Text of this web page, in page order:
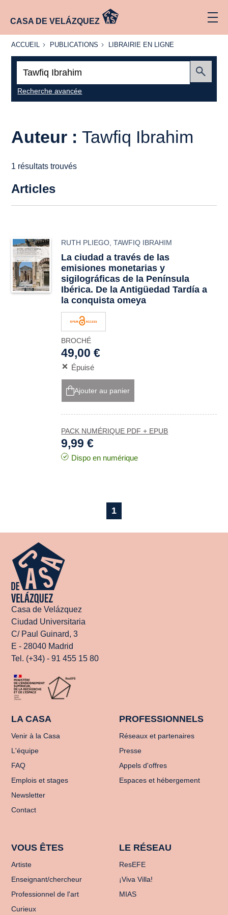
CASA DE VELÁZQUEZ
ACCUEIL
ACCUEIL PUBLICATIONS
PUBLICATIONS
LIBRAIRIE
LIBRAIRIE EN LIGNE
Recherche avancée
Auteur :Tawfiq Ibrahim
1 résultats trouvés
Articles
RUTH PLIEGO ,TAWFIQ IBRAHIM
La ciudad a través de las
emisiones monetarias y
sigilográficas de la Península
Ibérica. De la Antigüedad Tardía a
la conquista omeya
BROCHÉ
49,00 €
Épuisé
Ajouter au panier
PACK NUMÉRIQUE PDF + EPUB
9,99 €
Dispo en numérique
1
Casa de Velázquez
Ciudad Universitaria
C/ Paul Guinard, 3
E - 28040 Madrid
Tel. (+34) - 91 455 15 80
LA CASA
Venir à la Casa
L'équipe
FAQ
Emplois et stages
Newsletter
Contact
PROFESSIONNELS
Réseaux et partenaires
Presse
Appels d'offres
Espaces et hébergement
VOUS ÊTES
Artiste
Enseignant/chercheur
Professionnel de l'art
Curieux
LE RÉSEAU
ResEFE
¡Viva Villa!
MIAS